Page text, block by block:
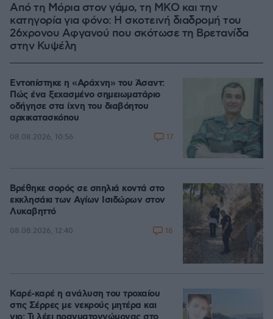
Από τη Μόρια στον γάμο, τη ΜΚΟ και την
κατηγορία για φόνο: Η σκοτεινή διαδρομή του
26χρονου Αφγανού που σκότωσε τη Βρετανίδα
στην Κυψέλη
Εντοπίστηκε η «Αράχνη» του Άσαντ:
Πώς ένα ξεχασμένο σημειωματάριο
οδήγησε στα ίχνη του διαβόητου
αρχικατασκόπου
08.08.2026, 10:56 17
Βρέθηκε σορός σε σπηλιά κοντά στο
εκκλησάκι των Αγίων Ισιδώρων στον
Λυκαβηττό
08.08.2026, 12:40 18
Καρέ-καρέ η ανάλυση του τροχαίου
στις Σέρρες με νεκρούς μητέρα και